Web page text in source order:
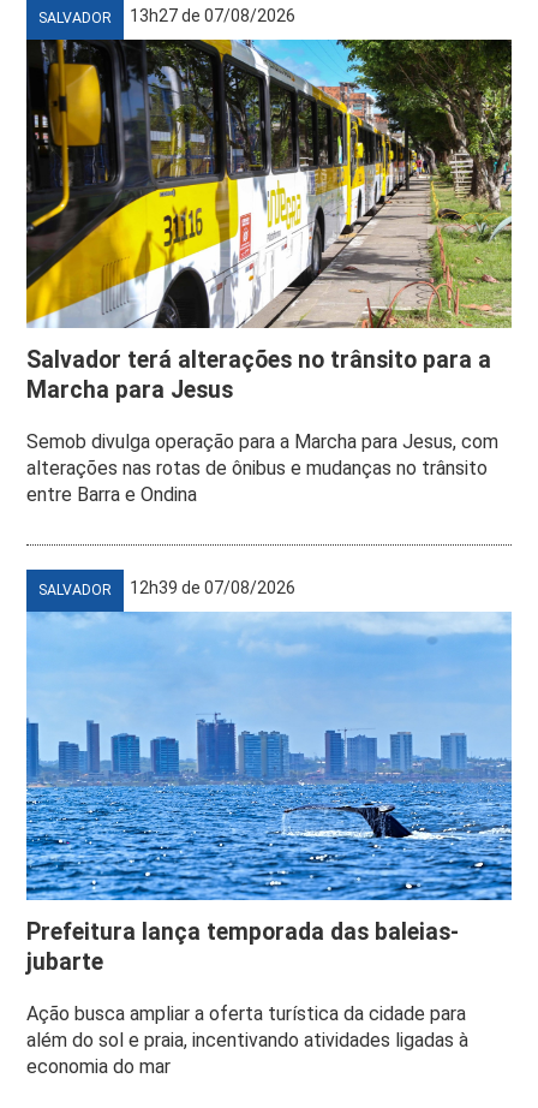
SALVADOR 13h27 de 07/08/2026
Salvador terá alterações no trânsito para a
Marcha para Jesus
Semob divulga operação para a Marcha para Jesus, com
alterações nas rotas de ônibus e mudanças no trânsito
entre Barra e Ondina
SALVADOR 12h39 de 07/08/2026
Prefeitura lança temporada das baleias-
jubarte
Ação busca ampliar a oferta turística da cidade para
além do sol e praia, incentivando atividades ligadas à
economia do mar